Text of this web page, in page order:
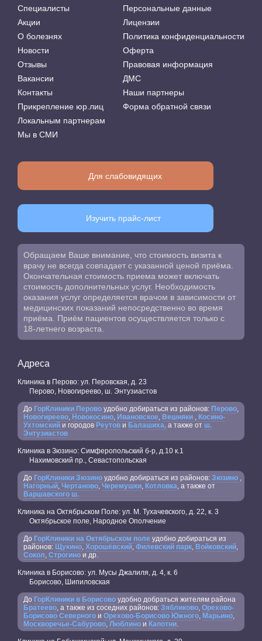
Специалисты
Акции
О болезнях
Новости
Отзывы
Вакансии
Контакты
Прикрепление юр.лиц
Локальным партнерам
Мы в СМИ
Персональные данные
Лицензии
Политика конфиденциальности
Оферта
Правовая информация
ДМС
Наши партнеры
Форма обратной связи
Для слабовидящих
Изучить прайс-лист
Обращаем Ваше внимание, что стоимость визита к
врачу не всегда совпадает с указанной ценой приёма.
Окончательная стоимость приема может включать
стоимость дополнительных услуг. Необходимость
оказания услуг определяется врачом в зависимости от
медицинских показаний непосредственно во время
приёма. Приём пациентов осуществляется только с
18-летнего возраста.
Адреса
Клиника в Перово: ул. Перовская, д. 23
Перово, Новогиреево, ш. Энтузиастов
До ГорКлиники Перово удобно добираться из районов: Перово,
Новогиреево, Новокосино, Ивановское, Вешняки , Косино-
Ухтомский и городов Реутов и Балашиха, а также от ш.
Энтузиастов
Клиника в Зюзино: Симферопольский б-р, д.10 к.1
Нахимовский пр., Севастопольская
До ГорКлиники Зюзино удобно добираться из районов: Зюзино ,
Нагорный, Чертаново, Черемушки, Котловка, а также от
Варшавского ш.
Клиника на Октябрьском Поле: ул. М. Тухачевского, д. 22, к. 3
Октябрьское поле, Народное Ополчение
До ГорКлиники на Октябрьском поле удобно добираться из
районов: Щукино, Хорошёвский, Филевский парк, Войковский,
Сокол, Строгино и др.
Клиника в Борисово: ул. Мусы Джалиля, д. 4, к. 6
Борисово, Шипиловская
До ГорКлиники в Борисово удобно добраться жителям района
Братеево, а также из соседних районов: Зябликово, Орехово-
Борисово Северного и Орехово-Борисово Южного, Марьино,
Москворечье-Сабурово, Люблино и Капотни.